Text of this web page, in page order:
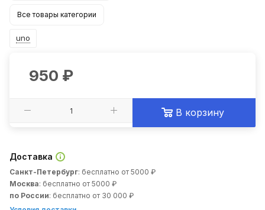
Все товары категории
uno
950 ₽
В корзину
Доставка
Санкт-Петербург: бесплатно от 5000 ₽
Москва: бесплатно от 5000 ₽
по России: бесплатно от 30 000 ₽